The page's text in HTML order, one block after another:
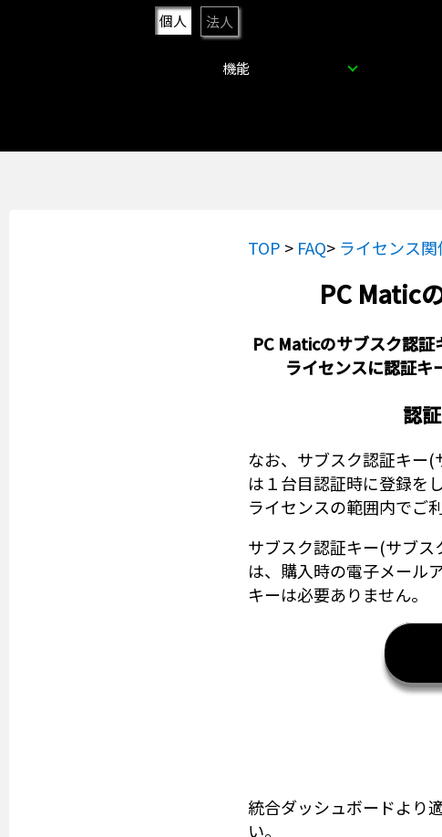
個人 法人
機能
TOP > FAQ> ライセンス関
PC Matic
PC Maticのサブスク認
ライセンスに認証キ
認
なお、サブスク認証キー
は１台目認証時に登録を
ライセンスの範囲内でご
サブスク認証キー(サブ
は、購入時の電子メール
キーは必要ありません。
統合ダッシュボードより
い。